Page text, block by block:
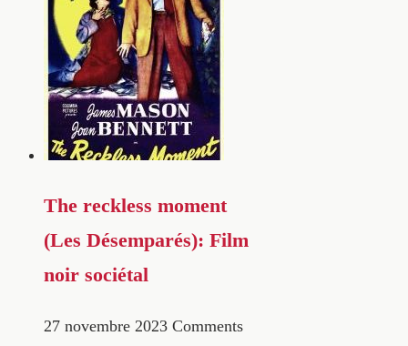
The reckless moment
(Les Désemparés): Film
noir sociétal
27 novembre 2023 Comments